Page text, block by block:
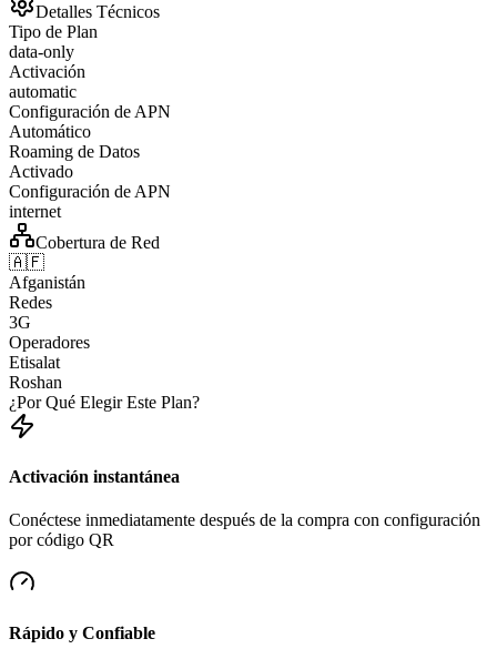
Detalles Técnicos
Tipo de Plan
data-only
Activación
automatic
Configuración de APN
Automático
Roaming de Datos
Activado
Configuración de APN
internet
Cobertura de Red
🇦🇫
Afganistán
Redes
3G
Operadores
Etisalat
Roshan
¿Por Qué Elegir Este Plan?
Activación instantánea
Conéctese inmediatamente después de la compra con configuración
por código QR
Rápido y Confiable